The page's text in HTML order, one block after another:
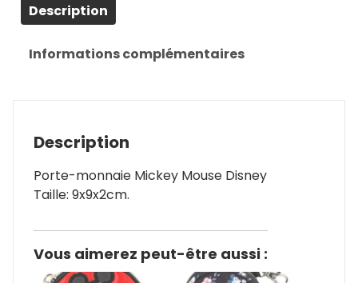
Description
Informations complémentaires
Description
Porte-monnaie Mickey Mouse Disney
Taille: 9x9x2cm.
Vous aimerez peut-être aussi :